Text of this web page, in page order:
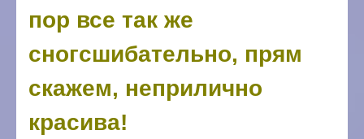
пор все так же
сногсшибательно, прям
скажем, неприлично
красива!